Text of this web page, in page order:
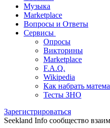
Музыка
Marketplace
Вопросы и Ответы
Сервисы
Опросы
Викторины
Marketplace
F.A.Q.
Wikipedia
Как набрать
Тесты ЗНО
Зарегистрироваться
Seekland Info сообщество